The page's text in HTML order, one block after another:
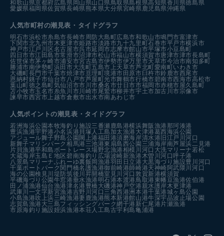
和歌山県京都府広島県 岡山県山口県鳥取県島根県高知県香川県徳島県
愛媛県福岡県佐賀県長崎県熊本県大分県宮崎県鹿児島県沖縄県
人気市町村の潮見表・タイドグラフ
明石市浜松市糸島市長崎市周防大島町広島市和歌山市鳴門市富津市
下関市北九州市木更津市姫路市淡路市九十九里町石巻市平戸市横浜市
神戸市江戸川区 名古屋市呉市延岡市志摩市館山市平塚市小豆島町
四日市市江田島市常滑市沼津市松山市福山市横須賀市唐津市津市長島町
佐世保市茅ヶ崎市浦安市宮古島市伊勢市伊万里市天草市今治市南知多町
勝浦市南伊勢町浜田市大洗町五島市 上天草市芦北町愛南町いわき市
大磯町長門市千葉市焼津市亘理町境港市 田原市 臼杵市鈴鹿市西尾市
恩納村銚子市仙台市八戸市芦屋町光市舞鶴市行橋市碧南市西海市高松市
葉山町徳之島町気仙沼市市川市桑名市廿日市市福岡市赤穂市屋久島町
苫小牧市玉名市糸魚川市川崎市尾鷲市柳井市宇土市加古川市宗像市
諫早市西宮市 上越市倉敷市出水市南あわじ市
人気ポイントの潮見表・タイドグラフ
若洲海浜公園本牧海釣り施設三番瀬 鹿島港横浜舞阪漁港 那珂湊港
豊浜漁港宇野港小名浜港 貝塚人工島 加太漁港 大津港葛西海浜公園
アジュール舞子野島公園 閖上港福田港須磨海岸清水港 旧江戸川河口
新舞子マリンパーク 相馬港 三池港東扇島西公園 三浦海岸南芦屋浜二見港
片貝漁港平和島ボートレース場野北漁港相模川河口 大洗マリーナ若松
大蔵海岸玉島Ｅ地区 碧南海釣り広場波崎新漁港木曽川河口 呼子港
八景島マリーナふれーゆ裏飯岡漁港羽田 日立港 大黒海づり施設豊川河口
千葉ポートパーク 関門橋名護漁港御前崎港師崎港天神崎 阿武隈川河口
海の公園検見川堤防筑後川昇開橋室見川河口敦賀新港横須賀
平磯海づり公園 牛窓港垂水漁港 明石港本渡港鳥取港 東幡豆漁港佐伯港
田ノ浦漁港仙台漁港津名港 豊橋 大磯港神戸空港親水護岸木更津港
武庫川一文字新宮漁港吉野川河口 三角西港洲本港千葉港城ヶ島公園
小島漁港吹上浜三崎漁港妻鹿漁港熊本新港館山港牛深宇品波止場公園
志賀島漁港 大三島フィッシングパーク網干港 新仁尾港 片瀬漁港
市原海釣り施設姪浜漁港本荘人工島古宇利島亀浦港